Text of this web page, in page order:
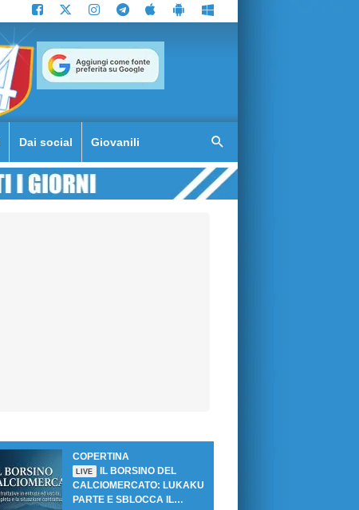
Dai social Giovanili
COPERTINA
LIVE
IL BORSINO DEL
CALCIOMERCATO: LUKAKU
PARTE E SBLOCCA IL